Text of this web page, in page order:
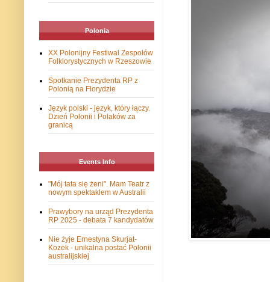
Polonia
XX Polonijny Festiwal Zespołów
Folklorystycznych w Rzeszowie
Spotkanie Prezydenta RP z
Polonią na Florydzie
Język polski - język, który łączy.
Dzień Polonii i Polaków za
granicą
Events Info
"Mój tata się żeni". Mam Teatr z
nowym spektaklem w Australii
Prawybory na urząd Prezydenta
RP 2025 - debata 7 kandydatów
Nie żyje Ernestyna Skurjat-
Kozek - unikalna postać Polonii
australijskiej